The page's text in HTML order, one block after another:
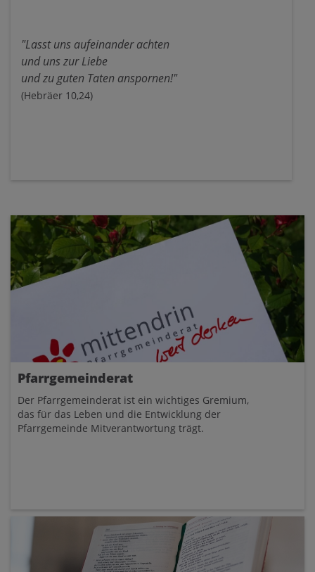
"Lasst uns aufeinander achten
und uns zur Liebe
und zu guten Taten anspornen!"
(Hebräer 10,24)
Pfarrgemeinderat
Der Pfarrgemeinderat ist ein wichtiges Gremium,
das für das Leben und die Entwicklung der
Pfarrgemeinde Mitverantwortung trägt.